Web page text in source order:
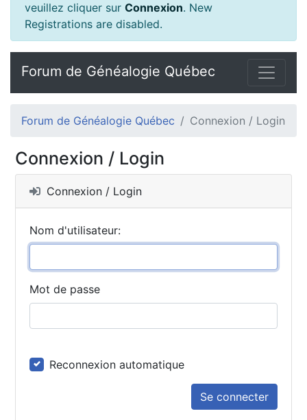
veuillez cliquer sur Connexion. New
Registrations are disabled.
Forum de Généalogie Québec
Forum de Généalogie Québec Connexion / Login
Connexion / Login
Connexion / Login
Nom d'utilisateur:
Mot de passe
Reconnexion automatique